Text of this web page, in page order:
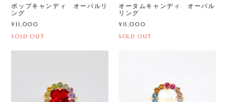
ポップキャンディ オーバルリ
ング
¥11,000
SOLD OUT
オータムキャンディ オーバル
リング
¥11,000
SOLD OUT